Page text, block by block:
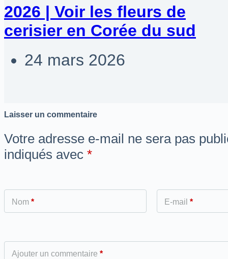
2026 | Voir les fleurs de
cerisier en Corée du sud
24 mars 2026
Laisser un commentaire
Votre adresse e-mail ne sera pas
indiqués avec *
Nom * E-mail *
Ajouter un commentaire *